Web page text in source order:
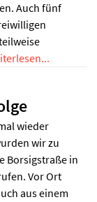
Auch fünf
wieder
wir zu
Borsigstraße in
Vor Ort
aus einem